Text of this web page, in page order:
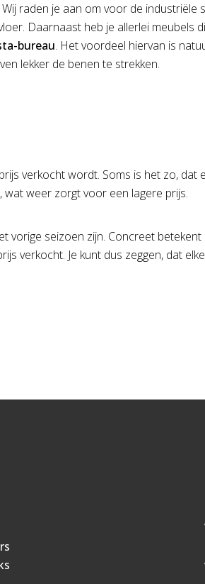
raden je aan om voor de industriële
Daarnaast heb je allerlei
bureau. Het voordeel hiervan is
lekker de benen te strekken.
verkocht wordt. Soms is het zo, dat
weer zorgt voor een lagere prijs.
seizoen zijn. Concreet
verkocht. Je kunt dus zeggen, dat